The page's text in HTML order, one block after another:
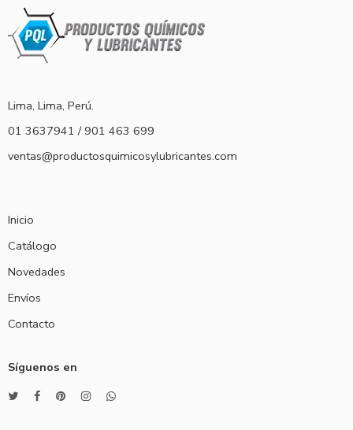
Lima, Lima, Perú.
01 3637941 / 901 463 699
ventas@productosquimicosylubricantes.com
Inicio
Catálogo
Novedades
Envíos
Contacto
Síguenos en